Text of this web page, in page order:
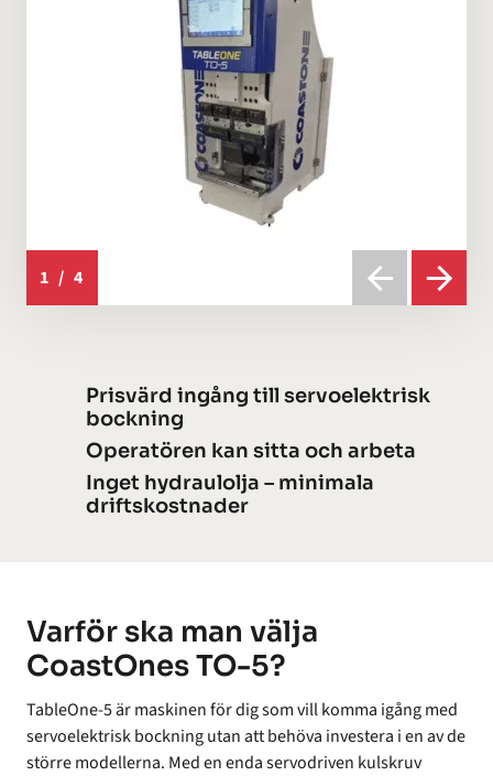
1 / 4
Prisvärd ingång till servoelektrisk
bockning
Operatören kan sitta och arbeta
Inget hydraulolja – minimala
driftskostnader
Varför ska man välja
CoastOnes TO-5?
TableOne-5 är maskinen för dig som vill komma igång med
servoelektrisk bockning utan att behöva investera i en av de
större modellerna. Med en enda servodriven kulskruv